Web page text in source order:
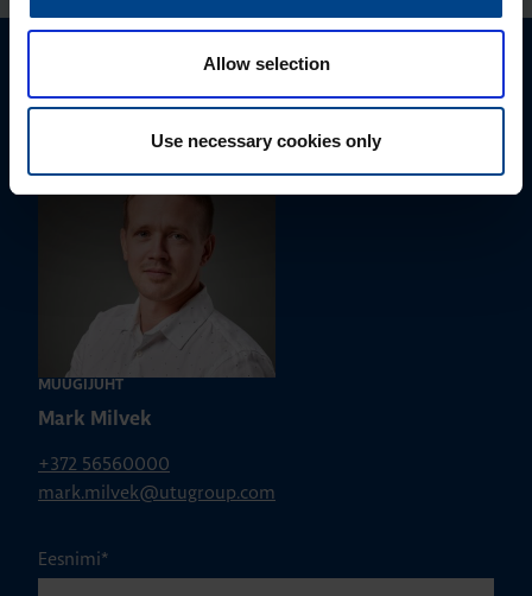
Allow selection
Use necessary cookies only
MÜÜGIJUHT
Mark Milvek
+372 56560000
mark.milvek@utugroup.com
Eesnimi*